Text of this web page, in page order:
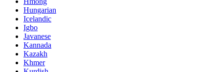
Hungarian
Icelandic
Igbo
Javanese
Kannada
Kazakh
Khmer